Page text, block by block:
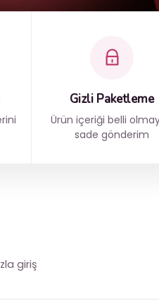
Gizli Paketleme
Ürün içeriği belli
sade gönderim
giriş